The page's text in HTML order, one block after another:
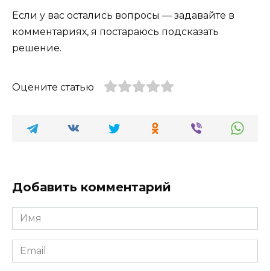
Если у вас остались вопросы — задавайте в
комментариях, я постараюсь подсказать
решение.
Оцените статью
Добавить комментарий
Имя
*
Email
*